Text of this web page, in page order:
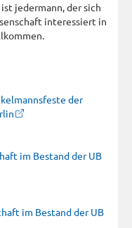
jedermann, der sich
interessiert in
der
im Bestand der UB
im Bestand der UB